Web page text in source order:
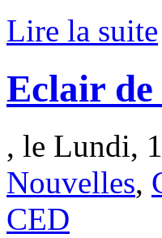
Lire la suite
Eclair
, le Lundi,
Nouvelles,
CED